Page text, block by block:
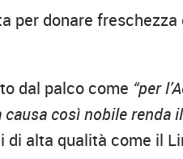
per donare freschezza
dal palco come “per
causa così nobile renda
di alta qualità come il